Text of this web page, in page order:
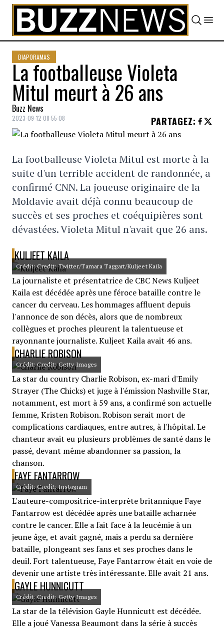
Skip to content
DIAPORAMAS
La footballeuse Violeta
Mitul meurt à 26 ans
Buzz News
2023-09-12 08:55:08 PARTAGEZ:
La footballeuse Violeta Mitul est morte à la
suite d'un terrible accident de randonnée, a
confirmé CNN. La joueuse originaire de la
Moldavie avait déjà connu beaucoup de
succès et ses proches et coéquipières sont
dévastées. Violeta Mitul n'avait que 26 ans.
KULJEET KAILA
Crédit: Credit: Twitter/Tamara Taggart/Kuljeet Kaila
La journaliste et présentatrice de CBC News Kuljeet
Kaila est décédée après une féroce bataille contre le
cancer du cerveau. Les hommages affluent depuis
l'annonce de son décès, alors que de nombreux
collègues et proches pleurent la talentueuse et
rayonnante journaliste. Kuljeet Kaila avait 46 ans.
CHARLIE ROBISON
Crédit: Credit: Getty Images
La star du country Charlie Robison, ex-mari d'Emily
Strayer (The Chicks) et juge à l'émission Nashville Star,
notamment, est mort à 59 ans, a confirmé son actuelle
femme, Kristen Robison. Robison serait mort de
complications cardiaques, entre autres, à l'hôpital. Le
chanteur avait eu plusieurs problèmes de santé dans le
passé, devant même abandonner sa passion, la
chanson.
FAYE FANTARROW
Crédit: Credit: Instagram
L'auteure-compositrice-interprète britannique Faye
Fantarrow est décédée après une bataille acharnée
contre le cancer. Elle a fait face à la leucémie à un
jeune âge, et avait gagné, mais a perdu sa dernière
bataille, plongeant ses fans et ses proches dans le
deuil. Fort talentueuse, Faye Fantarrow était en voie de
devenir une artiste très intéressante. Elle avait 21 ans.
GAYLE HUNNICUTT
Crédit: Credit: Getty Images
La star de la télévision Gayle Hunnicutt est décédée.
Elle a joué Vanessa Beaumont dans la série à succès